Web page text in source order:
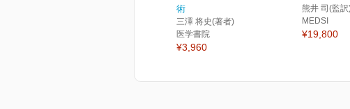
術
三澤 将史(著者)
医学書院
¥3,960
熊井 司(監
MEDSI
¥19,800